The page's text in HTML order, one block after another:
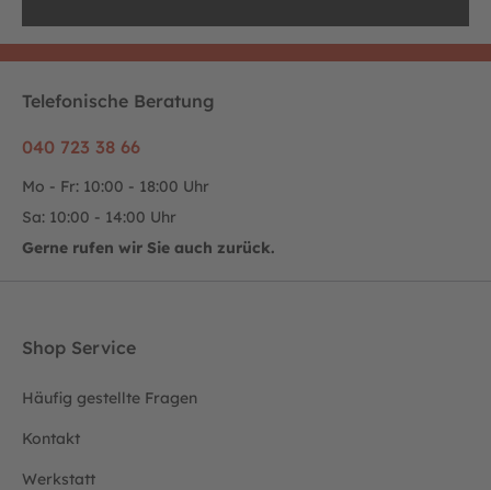
Telefonische Beratung
040 723 38 66
Mo - Fr: 10:00 - 18:00 Uhr
Sa: 10:00 - 14:00 Uhr
Gerne rufen wir Sie auch zurück.
Shop Service
Häufig gestellte Fragen
Kontakt
Werkstatt